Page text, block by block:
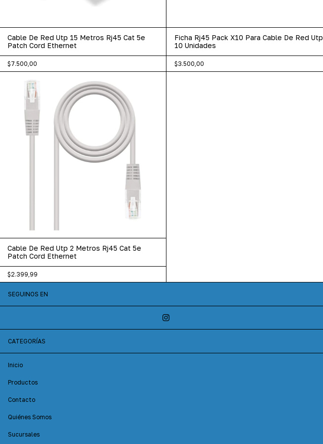
Cable De Red Utp 15 Metros Rj45 Cat 5e
Patch Cord Ethernet
$7.500,00
Ficha Rj45 Pack X10 Para Cable De Red Utp
10 Unidades
$3.500,00
Cable De Red Utp 2 Metros Rj45 Cat 5e
Patch Cord Ethernet
$2.399,99
SEGUINOS EN
CATEGORÍAS
Inicio
Productos
Contacto
Quiénes Somos
Sucursales